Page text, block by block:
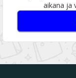
aikana ja